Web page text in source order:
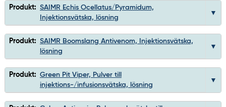
Produkt: SAIMR Echis Ocellatus/Pyramidum,
Injektionsvätska, lösning
Produkt: SAIMR Boomslang Antivenom, Injektionsvätska,
lösning
Produkt: Green Pit Viper, Pulver till
injektions-/infusionsvätska, lösning